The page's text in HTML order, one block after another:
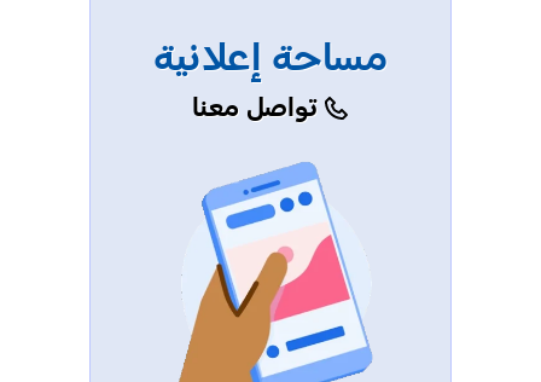
مساحة إعلانية
تواصل معنا